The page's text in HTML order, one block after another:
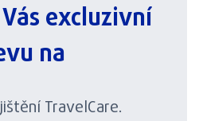
excluzivní
na
TravelCare.